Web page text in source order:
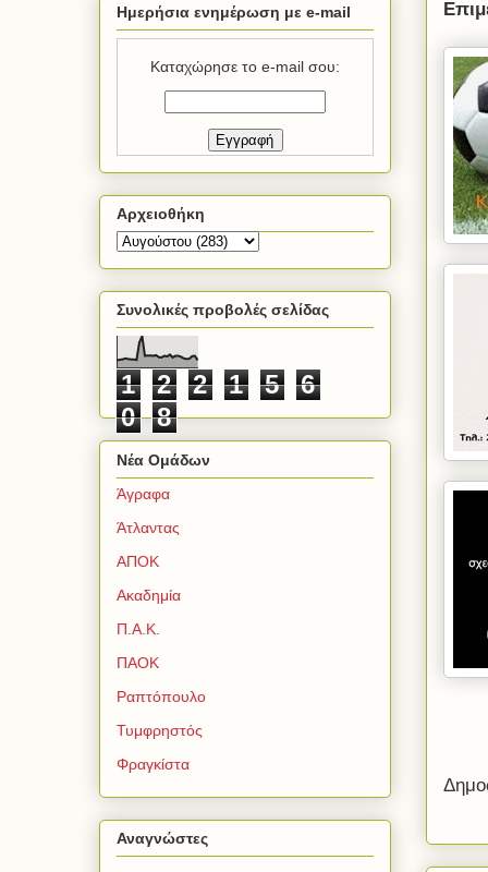
Ημερήσια ενημέρωση με e-mail
Καταχώρησε το e-mail σου:
Αρχειοθήκη
Συνολικές προβολές σελίδας
1 2 2 1 5
6
0
8
Νέα Ομάδων
Άγραφα
Άτλαντας
ΑΠΟΚ
Ακαδημία
Π.Α.Κ.
ΠΑΟΚ
Ραπτόπουλο
Τυμφρηστός
Φραγκίστα
Αναγνώστες